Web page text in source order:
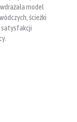
model
ścieżki
satysfakcji